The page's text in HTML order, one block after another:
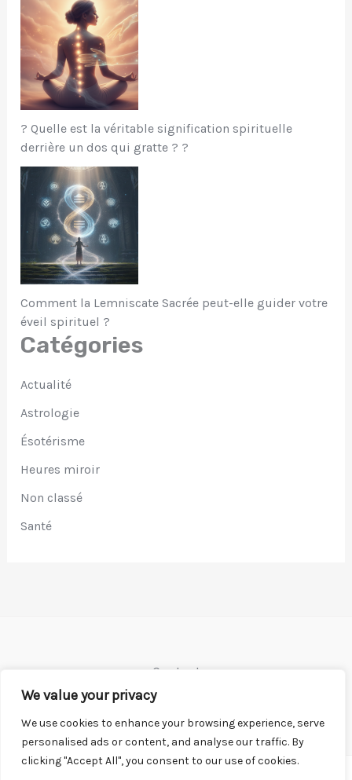
We value your privacy
We use cookies to enhance your browsing experience, serve
personalised ads or content, and analyse our traffic. By
clicking "Accept All", you consent to our use of cookies.
? Quelle est la véritable signification spirituelle
derrière un dos qui gratte ? ?
Comment la Lemniscate Sacrée peut-elle guider votre
éveil spirituel ?
Catégories
Actualité
Astrologie
Ésotérisme
Heures miroir
Non classé
Santé
Contact
Mentions légales